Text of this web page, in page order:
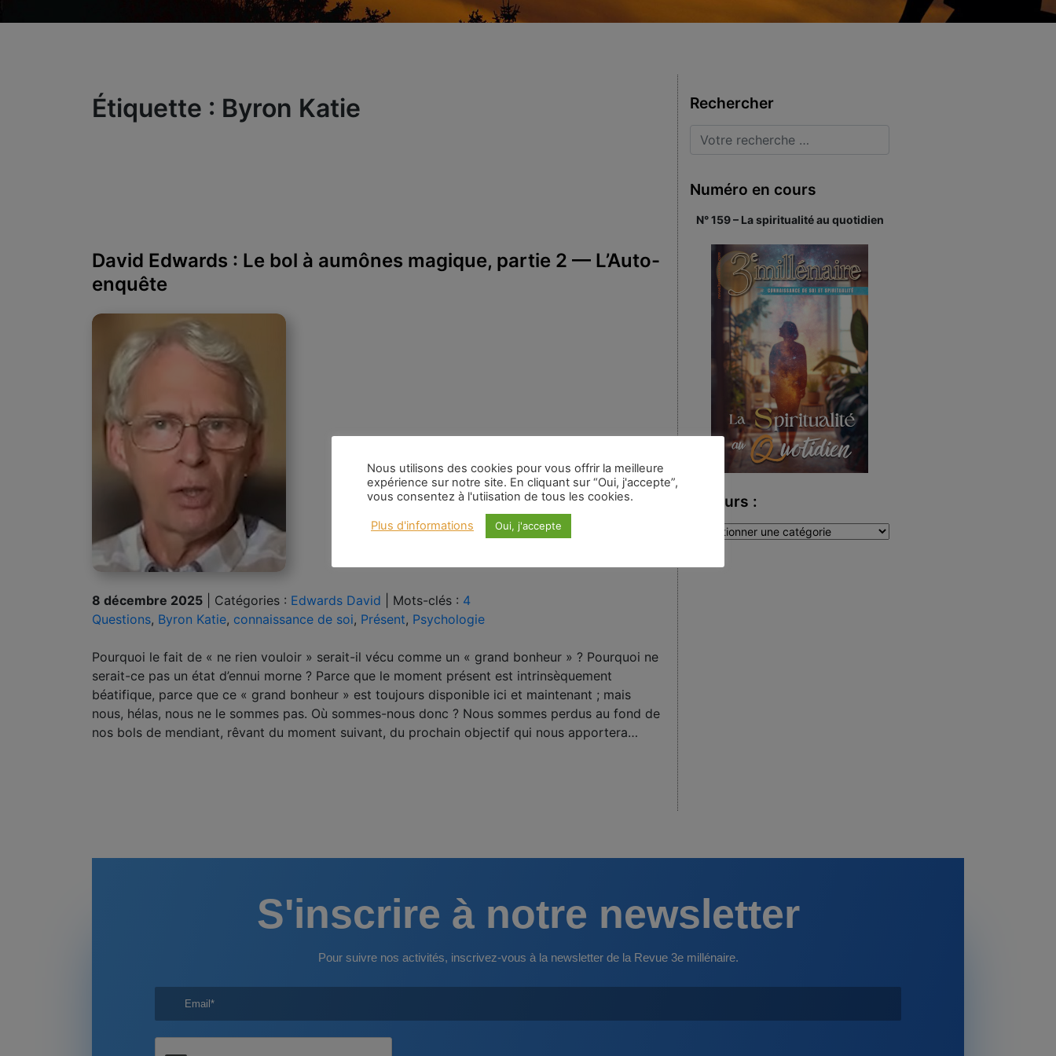
Étiquette : Byron Katie
David Edwards : Le bol à aumônes magique, partie 2 — L’Auto-
enquête
8 décembre 2025 Catégories : Edwards David Mots-clés : 4
Questions, Byron Katie, connaissance de soi, Présent, Psychologie
Pourquoi le fait de « ne rien vouloir » serait-il vécu comme un « grand bonheur » ? Pourquoi ne
serait-ce pas un état d’ennui morne ? Parce que le moment présent est intrinsèquement
béatifique, parce que ce « grand bonheur » est toujours disponible ici et maintenant ; mais
nous, hélas, nous ne le sommes pas. Où sommes-nous donc ? Nous sommes perdus au fond de
nos bols de mendiant, rêvant du moment suivant, du prochain objectif qui nous apportera…
Rechercher
Numéro en cours
N° 159 – La spiritualité au quotidien
Auteurs :
Auteurs
S'inscrire à notre newsletter
Pour suivre nos activités, inscrivez-vous à la newsletter de la Revue 3e millénaire.
Nous utilisons des cookies pour vous offrir la meilleure
expérience sur notre site. En cliquant sur “Oui, j'accepte”,
vous consentez à l'utiisation de tous les cookies.
Plus d'informations Oui, j'accepte